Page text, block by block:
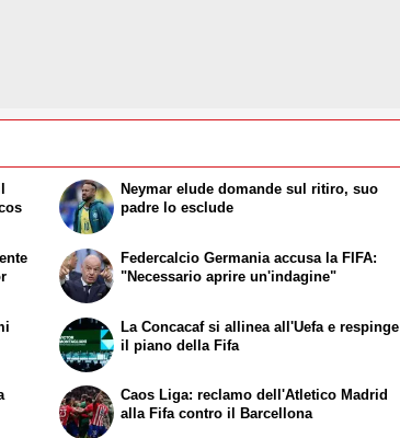
Neymar elude domande sul ritiro, suo
padre lo esclude
Federcalcio Germania accusa la FIFA:
"Necessario aprire un'indagine"
La Concacaf si allinea all'Uefa e respinge
il piano della Fifa
Caos Liga: reclamo dell'Atletico Madrid
alla Fifa contro il Barcellona